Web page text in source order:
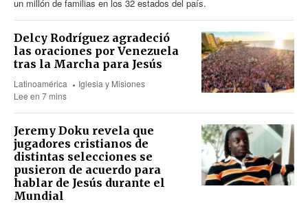
un millón de familias en los 32 estados del país.
Delcy Rodríguez agradeció
las oraciones por Venezuela
tras la Marcha para Jesús
Latinoamérica
Iglesia y Misiones
Lee en 7 mins
Jeremy Doku revela que
jugadores cristianos de
distintas selecciones se
pusieron de acuerdo para
hablar de Jesús durante el
Mundial